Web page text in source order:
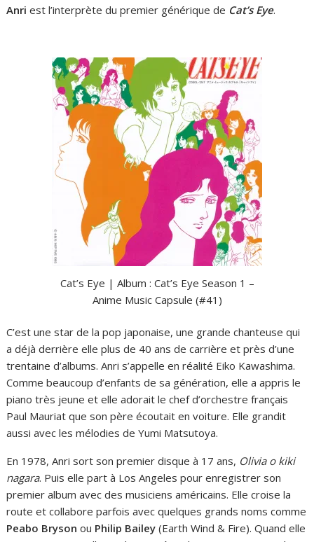
Anri est l’interprète du premier générique de Cat’s Eye.
Cat’s Eye | Album : Cat’s Eye Season 1 –
Anime Music Capsule (#41)
C’est une star de la pop japonaise, une grande chanteuse qui
a déjà derrière elle plus de 40 ans de carrière et près d’une
trentaine d’albums. Anri s’appelle en réalité Eiko Kawashima.
Comme beaucoup d’enfants de sa génération, elle a appris le
piano très jeune et elle adorait le chef d’orchestre français
Paul Mauriat que son père écoutait en voiture. Elle grandit
aussi avec les mélodies de Yumi Matsutoya.
En 1978, Anri sort son premier disque à 17 ans, Olivia o kiki
nagara. Puis elle part à Los Angeles pour enregistrer son
premier album avec des musiciens américains. Elle croise la
route et collabore parfois avec quelques grands noms comme
Peabo Bryson ou Philip Bailey (Earth Wind & Fire). Quand elle